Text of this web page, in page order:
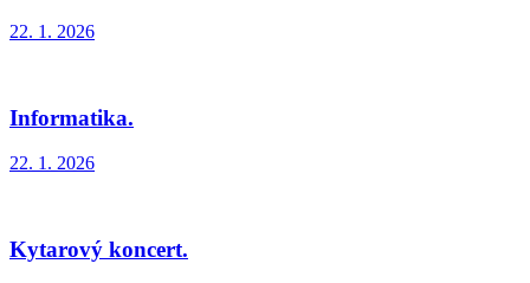
22. 1. 2026
Informatika.
22. 1. 2026
Kytarový koncert.